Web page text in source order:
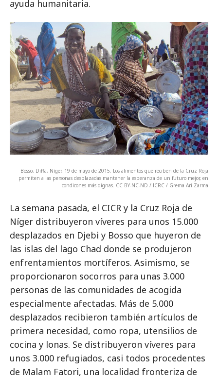
ayuda humanitaria.
Bosso, Diffa, Níger, 19 de mayo de 2015. Los alimentos que reciben de la Cruz Roja
permiten a las personas desplazadas mantener la esperanza de un futuro mejor, en
condicones más dignas. CC BY-NC-ND / ICRC / Grema Ari Zarma
La semana pasada, el CICR y la Cruz Roja de
Níger distribuyeron víveres para unos 15.000
desplazados en Djebi y Bosso que huyeron de
las islas del lago Chad donde se produjeron
enfrentamientos mortíferos. Asimismo, se
proporcionaron socorros para unas 3.000
personas de las comunidades de acogida
especialmente afectadas. Más de 5.000
desplazados recibieron también artículos de
primera necesidad, como ropa, utensilios de
cocina y lonas. Se distribuyeron víveres para
unos 3.000 refugiados, casi todos procedentes
de Malam Fatori, una localidad fronteriza de